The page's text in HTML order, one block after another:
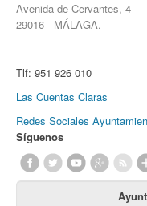
Avenida de Cervantes, 4
29016 - MÁLAGA.
Tlf: 951 926 010
Las Cuentas Claras
Redes Sociales
Síguenos